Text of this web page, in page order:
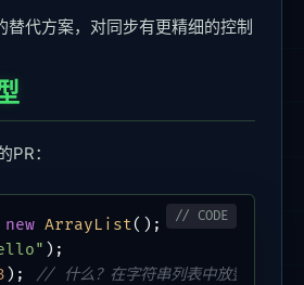
替代方案，对同步有更精细的控制
PR：
new ArrayList();
);
); // 什么？在字符串列表中放整数？